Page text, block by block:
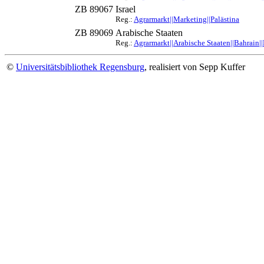
ZB 89067 Israel
Reg.: Agrarmarkt||Marketing||Palästina
ZB 89069 Arabische Staaten
Reg.: Agrarmarkt||Arabische
© Universitätsbibliothek Regensburg, realisiert von Sepp Kuffer